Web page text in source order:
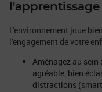
l'apprentissage
L'environnement joue
l'engagement de votre
Aménagez au
agréable, bien
distractions